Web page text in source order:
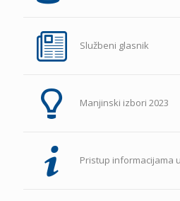
Službeni glasnik
Manjinski izbori 2023
Pristup informacijama